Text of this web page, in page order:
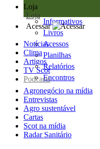
Loja
Loja
Informativos
Livros
Acessos
Planilhas
Relatórios
Encontros
Acessar
Notícias
Clima
Artigos
TV Scot
Podcasts
Agronegócio na mídia
Entrevistas
Agro sustentável
Cartas
Scot na mídia
Radar Sanitário